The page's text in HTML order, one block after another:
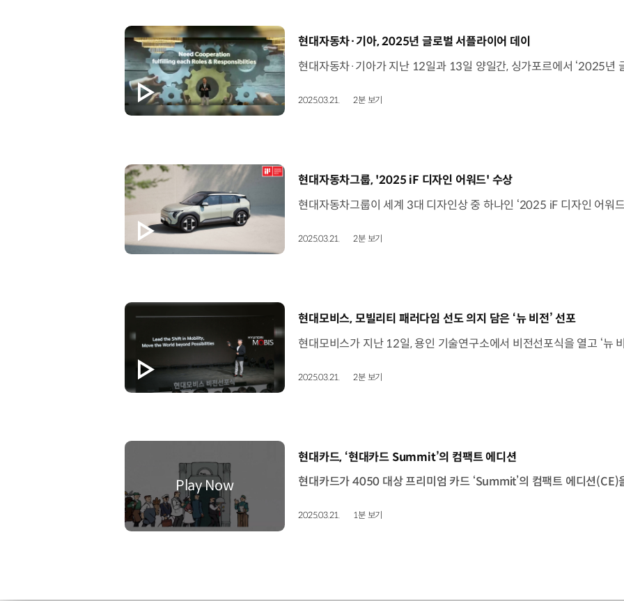
[동영상]
현대자동차·기아, 2025년 글로벌 서플라이어 데이
2025.03.21. 2분 보기
[동영상]
현대자동차그룹, '2025 iF 디자인 어워드' 수상
2025.03.21. 2분 보기
[동영상]
현대모비스, 모빌리티 패러다임 선도 의지 담은 ‘뉴 비전’ 선포
2025.03.21. 2분 보기
[동영상]
현대카드, ‘현대카드 Summit’의 컴팩트 에디션
2025.03.21. 1분 보기